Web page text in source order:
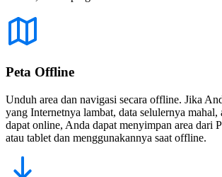
Peta Offline
Unduh area dan navigasi secara offline. Jika
yang Internetnya lambat, data selulernya
dapat online, Anda dapat menyimpan area dari
atau tablet dan menggunakannya saat offline.